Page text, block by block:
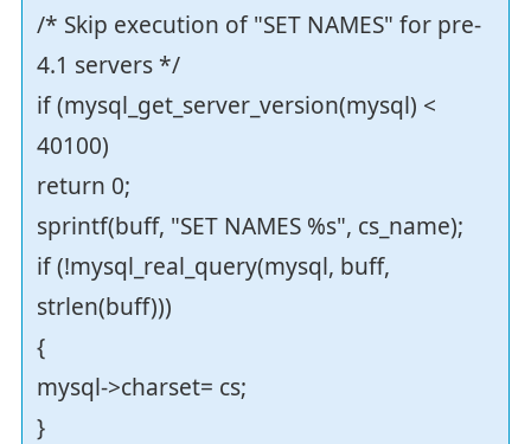
/* Skip execution of "SET NAMES" for pre-
4.1 servers */
if (mysql_get_server_version(mysql) <
40100)
return 0;
sprintf(buff, "SET NAMES %s", cs_name);
if (!mysql_real_query(mysql, buff,
strlen(buff)))
{
mysql->charset= cs;
}